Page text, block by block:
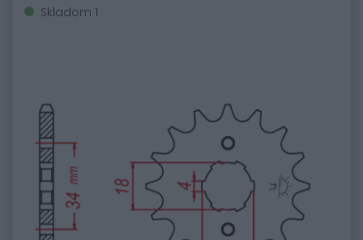
Skladom 1